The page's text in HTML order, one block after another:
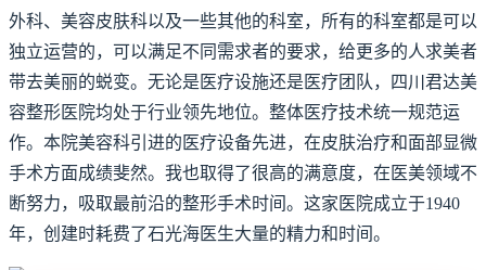
外科、美容皮肤科以及一些其他的科室，所有的科室都是可以
独立运营的，可以满足不同需求者的要求，给更多的人求美者
带去美丽的蜕变。无论是医疗设施还是医疗团队，四川君达美
容整形医院均处于行业领先地位。整体医疗技术统一规范运
作。本院美容科引进的医疗设备先进，在皮肤治疗和面部显微
手术方面成绩斐然。我也取得了很高的满意度，在医美领域不
断努力，吸取最前沿的整形手术时间。这家医院成立于1940
年，创建时耗费了石光海医生大量的精力和时间。